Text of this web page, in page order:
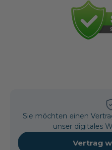
Sie möchten einen
unser digitales
Vertrag